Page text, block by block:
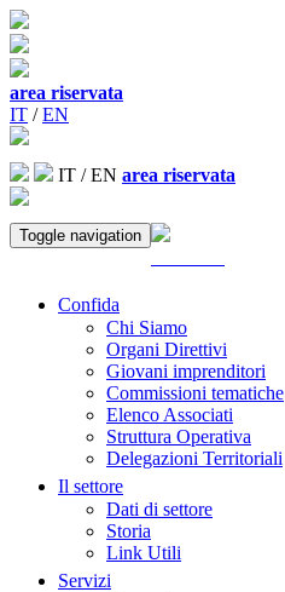
area riservata
IT /EN
IT /EN area riservata
Toggle navigation
Confida
Chi Siamo
Organi Direttivi
Giovani imprenditori
Commissioni tematiche
Elenco Associati
Struttura Operativa
Delegazioni Territoriali
Il settore
Dati di settore
Storia
Link Utili
Servizi